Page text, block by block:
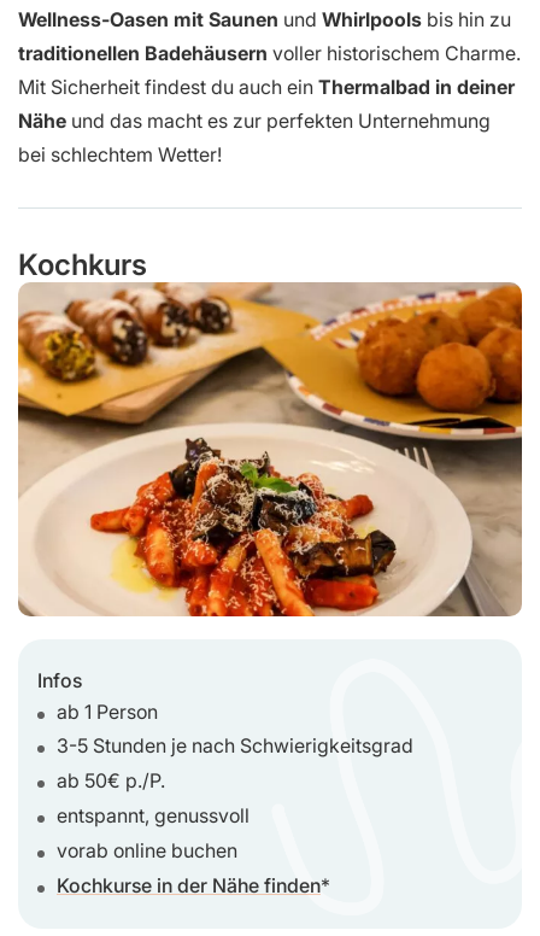
Wellness-Oasen mit Saunen und Whirlpools bis hin zu
traditionellen Badehäusern voller historischem Charme.
Mit Sicherheit findest du auch ein Thermalbad in deiner
Nähe und das macht es zur perfekten Unternehmung
bei schlechtem Wetter!
Kochkurs
Infos
ab 1 Person
3-5 Stunden je nach Schwierigkeitsgrad
ab 50€ p./P.
entspannt, genussvoll
vorab online buchen
Kochkurse in der Nähe finden